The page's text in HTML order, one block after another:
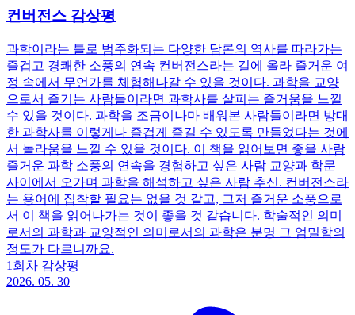
컨버전스 감상평
과학이라는 틀로 범주화되는 다양한 담론의 역사를 따라가는
즐겁고 경쾌한 소풍의 연속 컨버전스라는 길에 올라 즐거운 여
정 속에서 무언가를 체험해나갈 수 있을 것이다. 과학을 교양
으로서 즐기는 사람들이라면 과학사를 살피는 즐거움을 느낄
수 있을 것이다. 과학을 조금이나마 배워본 사람들이라면 방대
한 과학사를 이렇게나 즐겁게 즐길 수 있도록 만들었다는 것에
서 놀라움을 느낄 수 있을 것이다. 이 책을 읽어보면 좋을 사람
즐거운 과학 소풍의 연속을 경험하고 싶은 사람 교양과 학문
사이에서 오가며 과학을 해석하고 싶은 사람 추신. 컨버전스라
는 용어에 집착할 필요는 없을 것 같고, 그저 즐거운 소풍으로
서 이 책을 읽어나가는 것이 좋을 것 같습니다. 학술적인 의미
로서의 과학과 교양적인 의미로서의 과학은 분명 그 엄밀함의
정도가 다르니까요.
1회차 감상평
2026. 05. 30